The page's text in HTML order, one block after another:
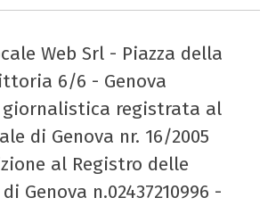
Web Srl - Piazza della
6/6 - Genova
registrata al
di Genova nr. 16/2005
al Registro delle
Genova n.02437210996 -